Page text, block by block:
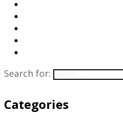
Search for:
Categories